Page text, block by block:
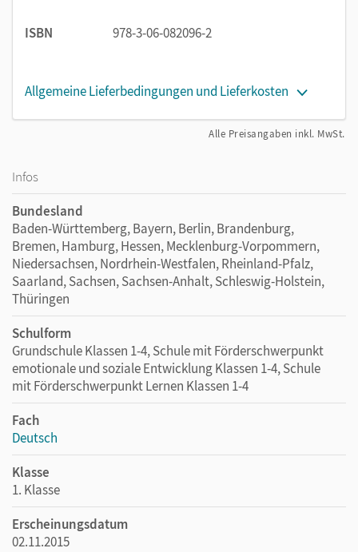
ISBN 978-3-06-082096-2
Allgemeine Lieferbedingungen und Lieferkosten
Alle Preisangaben inkl. MwSt.
Infos
Bundesland
Baden-Württemberg, Bayern, Berlin, Brandenburg,
Bremen, Hamburg, Hessen, Mecklenburg-Vorpommern,
Niedersachsen, Nordrhein-Westfalen, Rheinland-Pfalz,
Saarland, Sachsen, Sachsen-Anhalt, Schleswig-Holstein,
Thüringen
Schulform
Grundschule Klassen 1-4, Schule mit Förderschwerpunkt
emotionale und soziale Entwicklung Klassen 1-4, Schule
mit Förderschwerpunkt Lernen Klassen 1-4
Fach
Deutsch
Klasse
1. Klasse
Erscheinungsdatum
02.11.2015